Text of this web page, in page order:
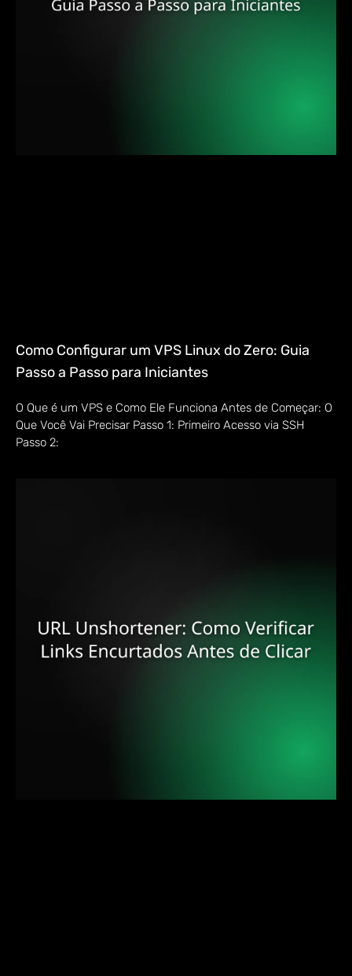
Como Configurar um VPS Linux do Zero: Guia
Passo a Passo para Iniciantes
O Que é um VPS e Como Ele Funciona Antes de Começar: O
Que Você Vai Precisar Passo 1: Primeiro Acesso via SSH
Passo 2: